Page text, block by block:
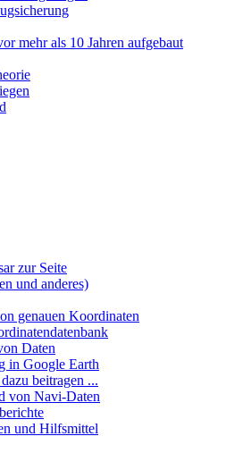
mehr als 10 Jahren aufgebaut
zur Seite
und anderes)
genauen Koordinaten
Daten
in Google Earth
beitragen ...
von Navi-Daten
und Hilfsmittel